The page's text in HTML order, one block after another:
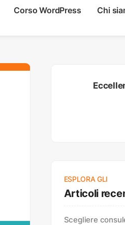
Corso WordPress Chi
ESPLORA GLI
Articoli
Scegliere